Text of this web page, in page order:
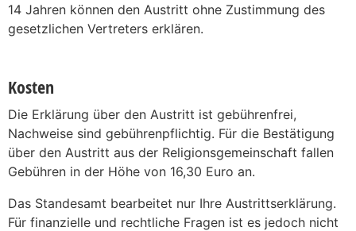
14 Jahren können den Austritt ohne Zustimmung des
gesetzlichen Vertreters erklären.
Kosten
Die Erklärung über den Austritt ist gebührenfrei,
Nachweise sind gebührenpflichtig. Für die Bestätigung
über den Austritt aus der Religionsgemeinschaft fallen
Gebühren in der Höhe von 16,30 Euro an.
Das Standesamt bearbeitet nur Ihre Austrittserklärung.
Für finanzielle und rechtliche Fragen ist es jedoch nicht